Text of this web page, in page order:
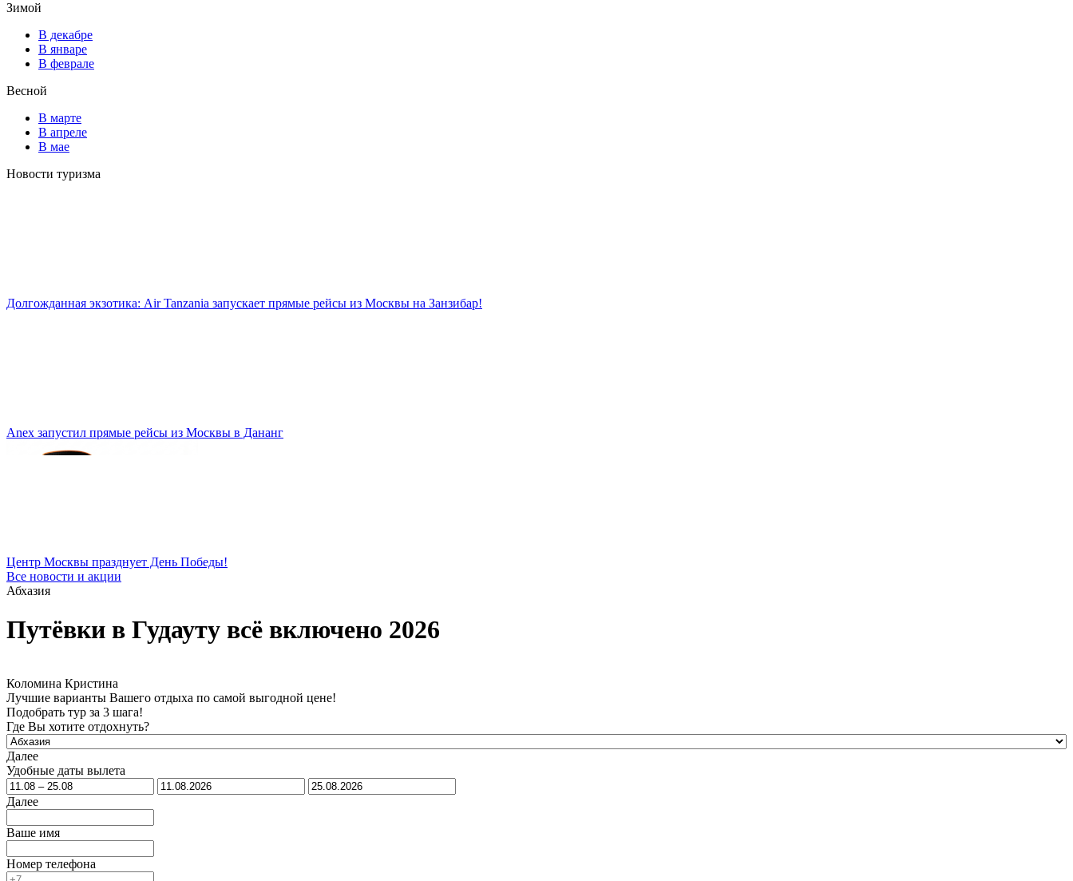
Зимой
В декабре
В январе
В феврале
Весной
В марте
В апреле
В мае
Новости туризма
Долгожданная экзотика: Air Tanzania запускает прямые рейсы из Москвы на Занзибар!
Anex запустил прямые рейсы из Москвы в Дананг
Центр Москвы празднует День Победы!
Все новости и акции
Абхазия
Путёвки в Гудауту всё включено 2026
Коломина Кристина
Лучшие варианты Вашего отдыха по самой выгодной цене!
Подобрать тур за 3 шага!
Где Вы хотите отдохнуть?
Далее
Удобные даты вылета
Далее
Ваше имя
Номер телефона